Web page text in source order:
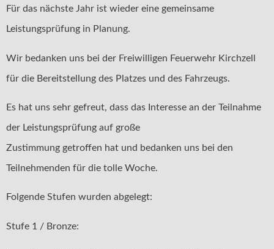
Für das nächste Jahr ist wieder eine gemeinsame
Leistungsprüfung in Planung.
Wir bedanken uns bei der Freiwilligen Feuerwehr Kirchzell
für die Bereitstellung des Platzes und des Fahrzeugs.
Es hat uns sehr gefreut, dass das Interesse an der Teilnahme
der Leistungsprüfung auf große
Zustimmung getroffen hat und bedanken uns bei den
Teilnehmenden für die tolle Woche.
Folgende Stufen wurden abgelegt:
Stufe 1 / Bronze: